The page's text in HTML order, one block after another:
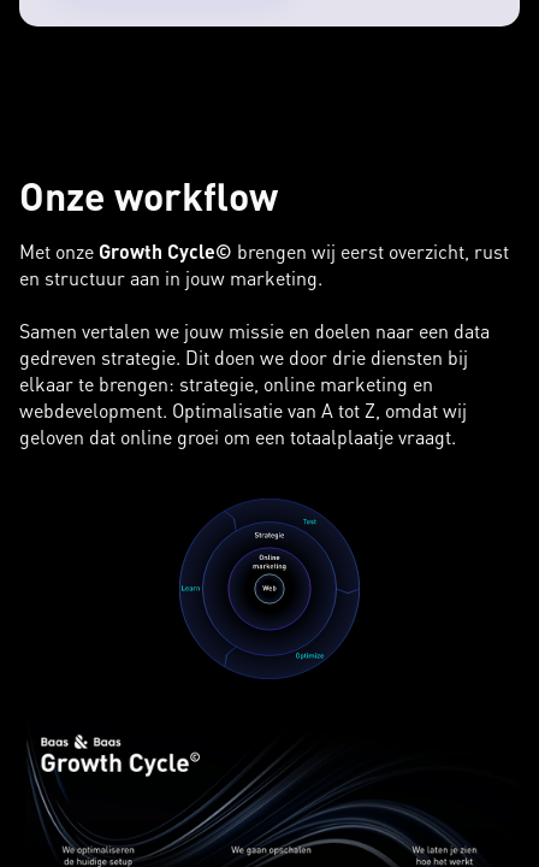
Onze workflow
Met onze Growth Cycle© brengen wij eerst overzicht, rust
en structuur aan in jouw marketing.
Samen vertalen we jouw missie en doelen naar een data
gedreven strategie. Dit doen we door drie diensten bij
elkaar te brengen: strategie, online marketing en
webdevelopment. Optimalisatie van A tot Z, omdat wij
geloven dat online groei om een totaalplaatje vraagt.